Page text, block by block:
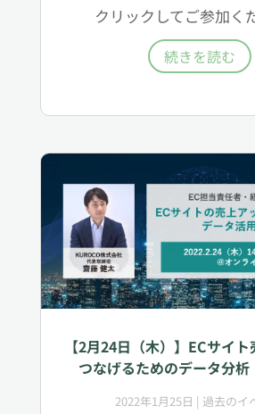
クリックしてご参加く
続きを読む
【2月24日（木）】ECサイ
つなげるためのデータ分
2022年1月25日 | 過去のイ